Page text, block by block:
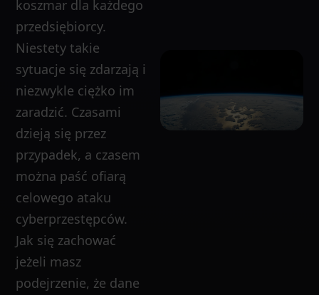
koszmar dla każdego
przedsiębiorcy.
Niestety takie
sytuacje się zdarzają i
niezwykle ciężko im
zaradzić. Czasami
dzieją się przez
przypadek, a czasem
można paść ofiarą
celowego ataku
cyberprzestępców.
Jak się zachować
jeżeli masz
podejrzenie, że dane